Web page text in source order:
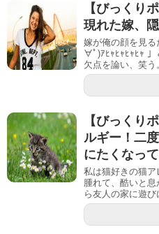
【びっくり
現れた嫁、
嫁が俺の顔を見る
∀ﾟ)ｱﾋｬﾋｬﾋｬﾋｬ 」
欠点を論い、笑う
【びっくり
ルギー！二
にたくなって
私は猫好きの猫
腫れて、酷いと
ら友人の家に遊び